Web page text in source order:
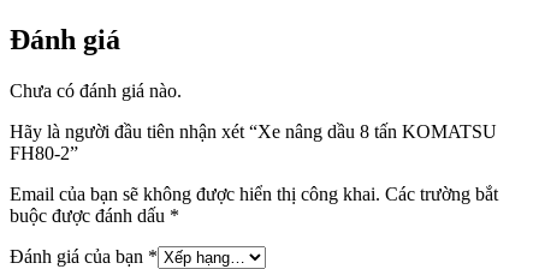
Đánh giá
Chưa có đánh giá nào.
Hãy là người đầu tiên nhận xét “Xe nâng dầu 8 tấn KOMATSU
FH80-2”
Email của bạn sẽ không được hiển thị công khai. Các trường bắt
buộc được đánh dấu *
Đánh giá của bạn *